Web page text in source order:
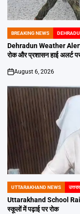
POSTED
IN
BREAKING NEWS
Dehradun Weather Alert:
रोक और प्रशासन हाई अलर्ट
on
August 6, 2026
POSTED
IN
UTTARAKHAND NEWS
Uttarakhand School Rain
स्कूलों में पढ़ाई पर रोक